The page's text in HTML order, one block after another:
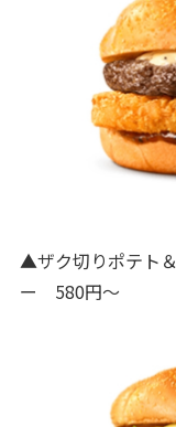
▲ザク切りポテト
ー 580円～